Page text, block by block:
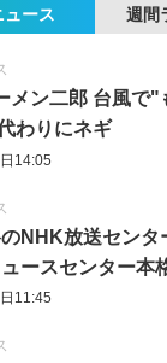
ュース 週間
メン二郎 台風で"
わりにネギ
14:05
NHK放送センタ
ースセンター本
11:45